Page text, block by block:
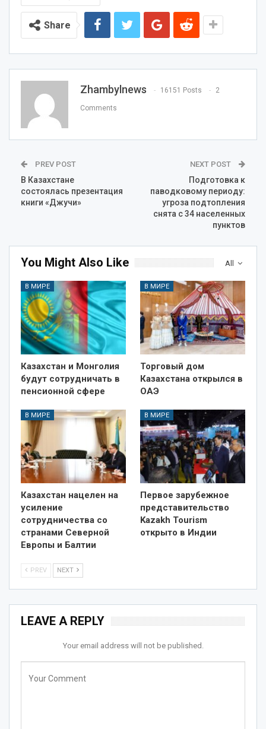
Share
Zhambylnews 16151 Posts 2
Comments
PREV POST
В Казахстане
состоялась презентация
книги «Джучи»
NEXT POST
Подготовка к
паводковому периоду:
угроза подтопления
снята с 34 населенных
пунктов
All
You Might Also Like
В МИРЕ
Казахстан и Монголия
будут сотрудничать в
пенсионной сфере
В МИРЕ
Торговый дом
Казахстана открылся в
ОАЭ
В МИРЕ
Казахстан нацелен на
усиление
сотрудничества со
странами Северной
Европы и Балтии
В МИРЕ
Первое зарубежное
представительство
Kazakh Tourism
открыто в Индии
PREV NEXT
LEAVE A REPLY
Your email address will not be published.